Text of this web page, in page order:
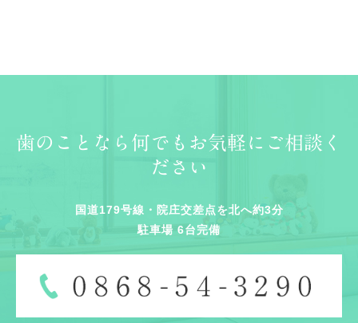
歯のことなら何でもお気軽にご相談く
ださい
国道179号線・院庄交差点を北へ約3分
駐車場 6台完備